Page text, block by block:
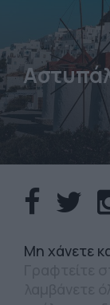
Mη χάνετε